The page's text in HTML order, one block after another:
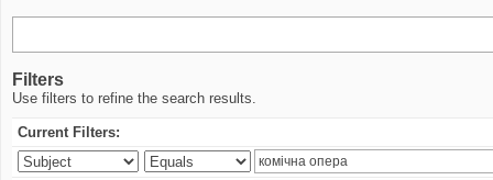
Filters
Use filters to refine the search results.
Current Filters: